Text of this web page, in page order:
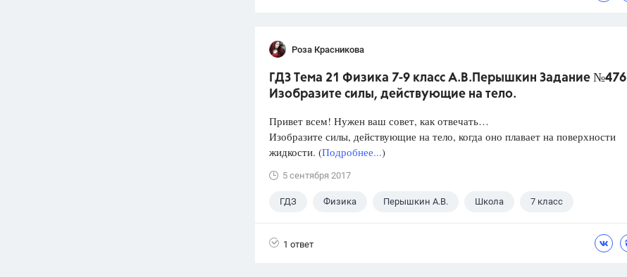
Роза Красникова
ГДЗ Тема 21 Физика 7-9 класс А.В.Перышкин Задание №476
Изобразите силы, действующие на тело.
Привет всем! Нужен ваш совет, как отвечать…
Изобразите силы, действующие на тело, когда оно плавает на поверхности
жидкости. (Подробнее...)
5 сентября 2017
ГДЗ Физика Перышкин А.В. Школа 7 класс
1 ответ